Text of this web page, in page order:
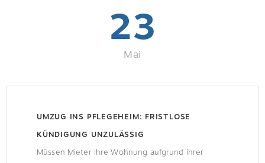
23
Mai
UMZUG INS PFLEGEHEIM: FRISTLOSE
KÜNDIGUNG UNZULÄSSIG
Müssen Mieter ihre Wohnung aufgrund ihrer